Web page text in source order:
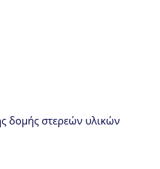
δομής στερεών υλικών